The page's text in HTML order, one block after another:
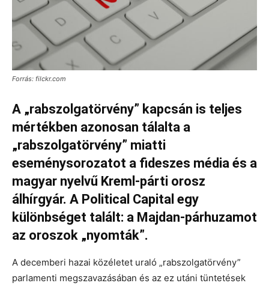
Forrás: filckr.com
A „rabszolgatörvény” kapcsán is teljes
mértékben azonosan tálalta a
„rabszolgatörvény” miatti
eseménysorozatot a fideszes média és a
magyar nyelvű Kreml-párti orosz
álhírgyár. A Political Capital egy
különbséget talált: a Majdan-párhuzamot
az oroszok „nyomták”.
A decemberi hazai közéletet uraló „rabszolgatörvény”
parlamenti megszavazásában és az ez utáni tüntetések